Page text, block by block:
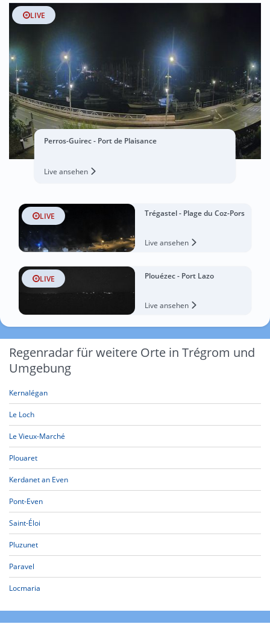
LIVE
Perros-Guirec - Port de Plaisance
Live ansehen
LIVE Trégastel - Plage du Coz-Pors
Live ansehen
LIVE Plouézec - Port Lazo
Live ansehen
Regenradar für weitere Orte in Trégrom und
Umgebung
Kernalégan
Le Loch
Le Vieux-Marché
Plouaret
Kerdanet an Even
Pont-Even
Saint-Éloi
Pluzunet
Paravel
Locmaria